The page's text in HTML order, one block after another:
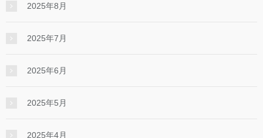
2025年8月
2025年7月
2025年6月
2025年5月
2025年4月